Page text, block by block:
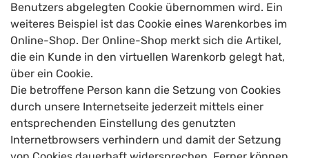
Benutzers abgelegten Cookie übernommen wird. Ein
weiteres Beispiel ist das Cookie eines Warenkorbes im
Online-Shop. Der Online-Shop merkt sich die Artikel,
die ein Kunde in den virtuellen Warenkorb gelegt hat,
über ein Cookie.
Die betroffene Person kann die Setzung von Cookies
durch unsere Internetseite jederzeit mittels einer
entsprechenden Einstellung des genutzten
Internetbrowsers verhindern und damit der Setzung